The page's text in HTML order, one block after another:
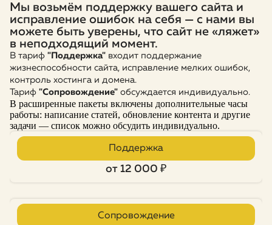
Мы возьмём поддержку вашего сайта и
исправление ошибок на себя — с нами вы
можете быть уверены, что сайт не «ляжет»
в неподходящий момент.
В тариф "Поддержка" входит поддержание
жизнеспособности сайта, исправление мелких ошибок,
контроль хостинга и домена.
Тариф "Сопровождение" обсуждается индивидуально.
В расширенные пакеты включены дополнительные часы
работы: написание статей, обновление контента и другие
задачи — список можно обсудить индивидуально.
Поддержка
от 12 000 ₽
Сопровождение